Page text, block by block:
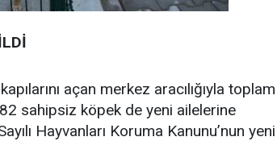
açan merkez aracılığıyla toplam
sahipsiz köpek de yeni ailelerine
Hayvanları Koruma Kanunu’nun yeni